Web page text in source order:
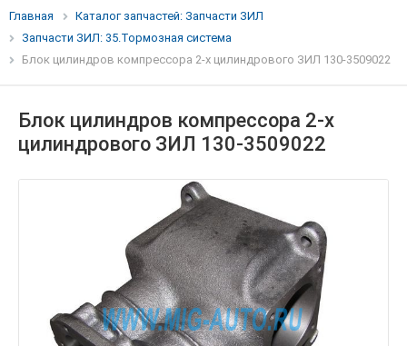
Главная
Каталог запчастей: Запчасти ЗИЛ
Запчасти ЗИЛ: 35.Тормозная система
Блок цилиндров компрессора 2-х цилиндрового ЗИЛ 130-3509022
Блок цилиндров компрессора 2-х
цилиндрового ЗИЛ 130-3509022